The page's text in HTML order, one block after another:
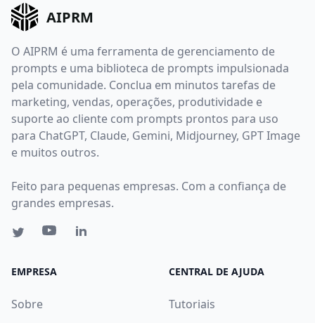
AIPRM
O AIPRM é uma ferramenta de gerenciamento de
prompts e uma biblioteca de prompts impulsionada
pela comunidade. Conclua em minutos tarefas de
marketing, vendas, operações, produtividade e
suporte ao cliente com prompts prontos para uso
para ChatGPT, Claude, Gemini, Midjourney, GPT Image
e muitos outros.
Feito para pequenas empresas. Com a confiança de
grandes empresas.
EMPRESA
Sobre
CENTRAL DE AJUDA
Tutoriais